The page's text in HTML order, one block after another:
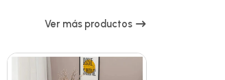
Ver más productos